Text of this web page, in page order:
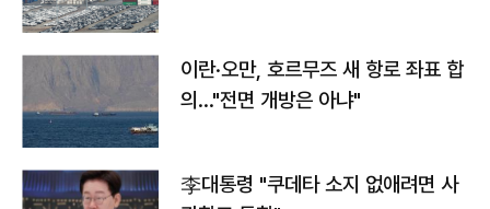
이란·오만, 호르무즈 새 항로 좌표 합
의…"전면 개방은 아냐"
李대통령 "쿠데타 소지 없애려면 사